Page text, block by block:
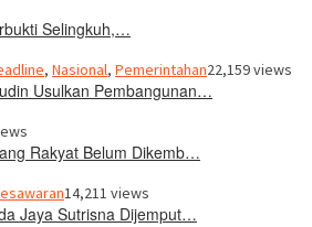
Selingkuh,…
, Nasional, Pemerintahan22,159 views
Usulkan Pembangunan…
Rakyat Belum Dikemb…
14,211 views
Jaya Sutrisna Dijemput…